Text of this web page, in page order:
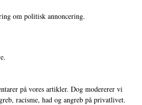
om politisk annoncering.
på vores artikler. Dog modererer vi
racisme, had og angreb på privatlivet.